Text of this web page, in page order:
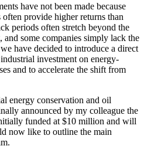
have not been made because
provide higher returns than
periods often stretch beyond the
some companies simply lack the
have decided to introduce a direct
investment on energy-
and to accelerate the shift from
energy conservation and oil
announced by my colleague the
funded at $10 million and will
now like to outline the main